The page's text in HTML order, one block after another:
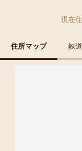
現在
住所マップ 鉄